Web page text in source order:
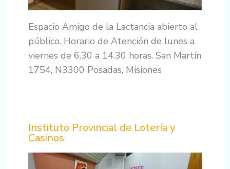
Espacio Amigo de la Lactancia abierto al
público. Horario de Atención de lunes a
viernes de 6.30 a 14.30 horas. San Martín
1754, N3300 Posadas, Misiones
Instituto Provincial de Lotería y
Casinos